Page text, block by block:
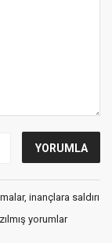
inançlara saldırı
yorumlar